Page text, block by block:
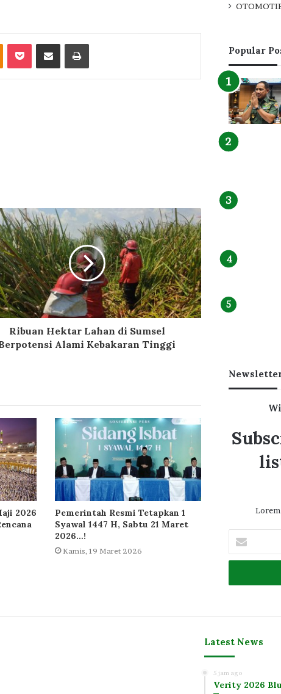
Odnoklassniki
Pocket Share via Email Print
Ribuan Hektar Lahan di Sumsel
Alami Kebakaran Tinggi
2026
Pemerintah Resmi Tetapkan 1
Syawal 1447 H, Sabtu 21 Maret
2026…!
Kamis, 19 Maret 2026
Popular
your
Email
Latest News
5 jam ago
Verity 2026